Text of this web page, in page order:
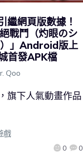
繼網頁版數據！
戰鬥（灼眼のシ
」Android版上
首發APK檔
Qoo
0 0
旗下人氣動畫作品
戲